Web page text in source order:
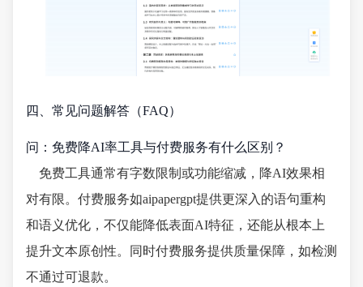
四、常见问题解答（FAQ）
问：免费降AI率工具与付费服务有什么区别？
免费工具通常有字数限制或功能缩减，降AI效果相
对有限。付费服务如aipapergpt提供更深入的语句重构
和语义优化，不仅能降低表面AI特征，还能从根本上
提升文本原创性。同时付费服务提供质量保障，如检测
不通过可退款。